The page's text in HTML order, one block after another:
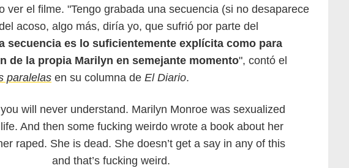
ver el filme. "Tengo grabada una secuencia (si no desaparece
acoso, algo más, diría yo, que sufrió por parte del
secuencia es lo suficientemente explícita como para
de la propia Marilyn en semejante momento", contó el
paralelas en su columna de El Diario.
will never understand. Marilyn Monroe was sexualized
And then some fucking weirdo wrote a book about her
raped. She is dead. She doesn’t get a say in any of this
and that’s fucking weird.